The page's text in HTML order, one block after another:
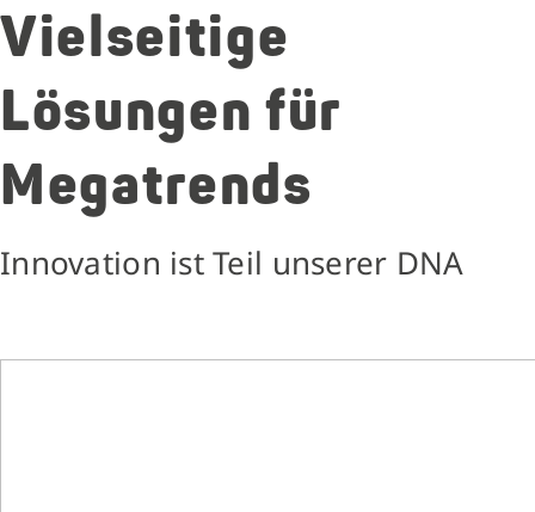
Vielseitige
Lösungen für
Megatrends
Innovation ist Teil unserer DNA